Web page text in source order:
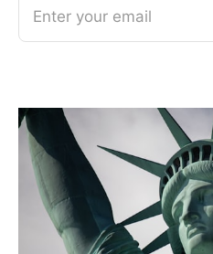
Enter your email